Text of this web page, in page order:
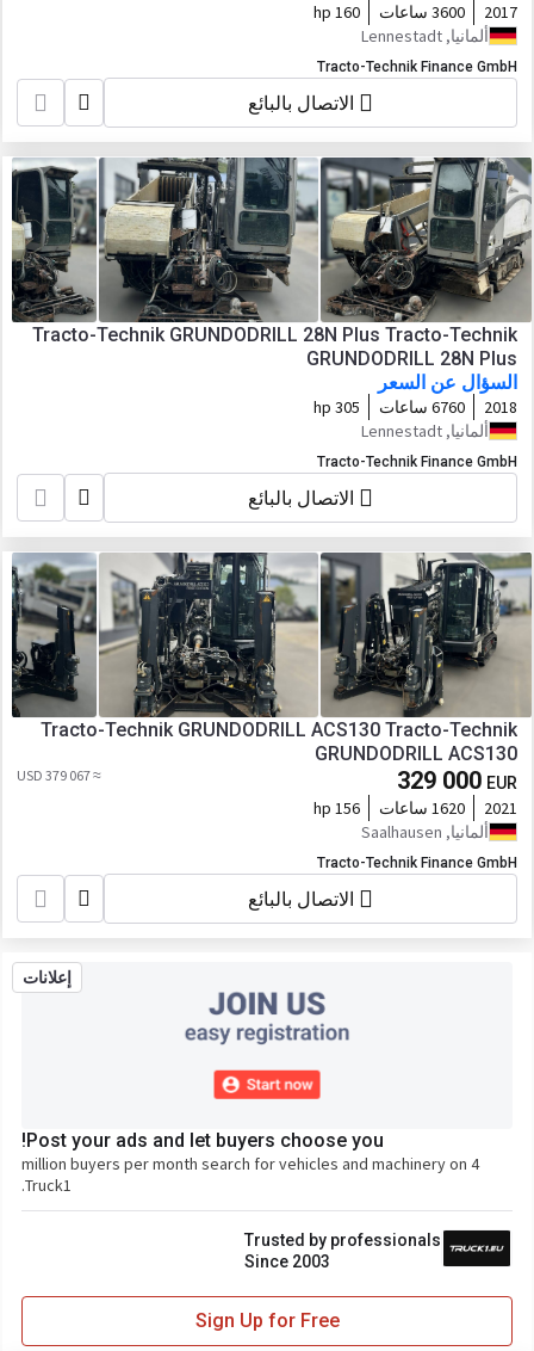
2017 3600 ساعات
160 hp
ألمانيا, Lennestadt
Tracto-Technik Finance GmbH
الاتصال بالبائع
Tracto-Technik GRUNDODRILL 28N Plus Tracto-Technik
GRUNDODRILL 28N Plus
السؤال عن السعر
2018 6760 ساعات
305 hp
ألمانيا, Lennestadt
Tracto-Technik Finance GmbH
الاتصال بالبائع
Tracto-Technik GRUNDODRILL ACS130 Tracto-Technik
GRUNDODRILL ACS130
329 000 EUR
≈ 379 067 USD
2021 1620 ساعات
156 hp
ألمانيا, Saalhausen
Tracto-Technik Finance GmbH
الاتصال بالبائع
إعلانات
Post your ads and let buyers choose you!
4 million buyers per month search for vehicles and machinery on
Truck1.
Trusted by professionals
Since 2003
Sign Up for Free